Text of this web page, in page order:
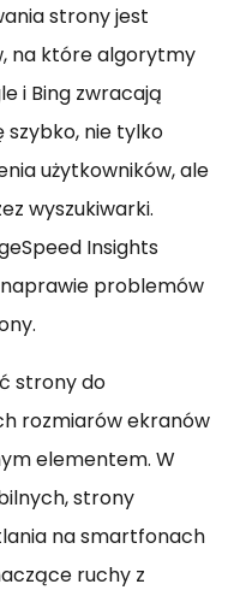
strony jest
na które algorytmy
i Bing zwracają
szybko, nie tylko
użytkowników, ale
wyszukiwarki.
Insights
problemów
strony do
rozmiarów ekranów
elementem. W
strony
na smartfonach
ruchy z